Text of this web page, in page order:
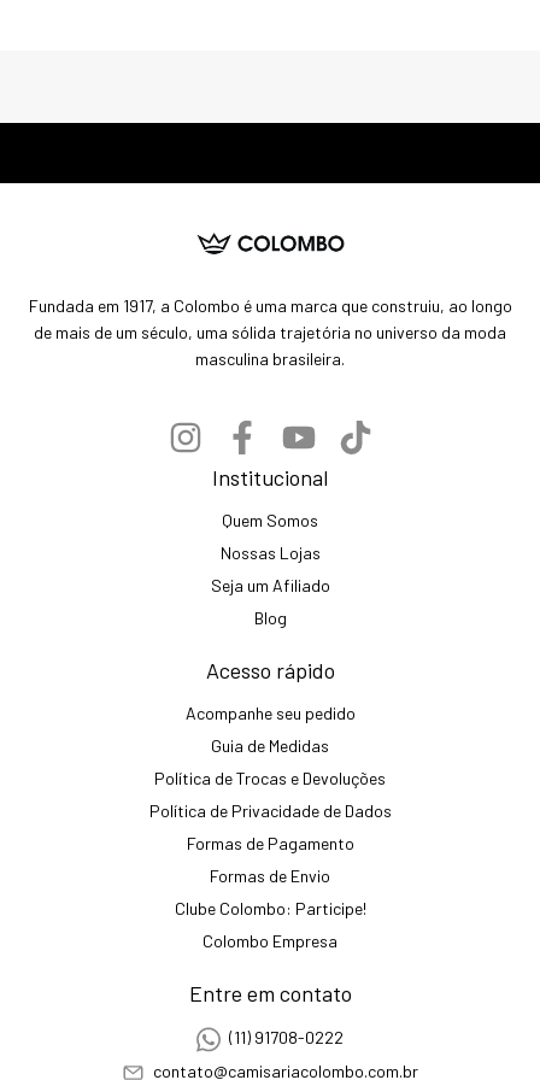
Fundada em 1917, a Colombo é uma marca que construiu, ao longo
de mais de um século, uma sólida trajetória no universo da moda
masculina brasileira.
Institucional
Quem Somos
Nossas Lojas
Seja um Afiliado
Blog
Acesso rápido
Acompanhe seu pedido
Guia de Medidas
Política de Trocas e Devoluções
Política de Privacidade de Dados
Formas de Pagamento
Formas de Envio
Clube Colombo: Participe!
Colombo Empresa
Entre em contato
(11) 91708-0222
contato@camisariacolombo.com.br